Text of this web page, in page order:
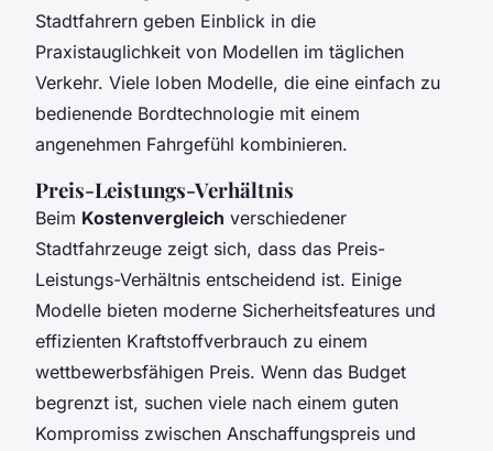
Stadtfahrern geben Einblick in die
Praxistauglichkeit von Modellen im täglichen
Verkehr. Viele loben Modelle, die eine einfach zu
bedienende Bordtechnologie mit einem
angenehmen Fahrgefühl kombinieren.
Preis-Leistungs-Verhältnis
Beim Kostenvergleich verschiedener
Stadtfahrzeuge zeigt sich, dass das Preis-
Leistungs-Verhältnis entscheidend ist. Einige
Modelle bieten moderne Sicherheitsfeatures und
effizienten Kraftstoffverbrauch zu einem
wettbewerbsfähigen Preis. Wenn das Budget
begrenzt ist, suchen viele nach einem guten
Kompromiss zwischen Anschaffungspreis und